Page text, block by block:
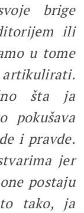
brige
ili
u tome
šta ja
pokušava
i pravde.
jer
postaju
tako, ja